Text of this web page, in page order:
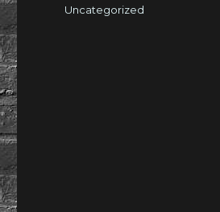
Kategorien
Uncategorized